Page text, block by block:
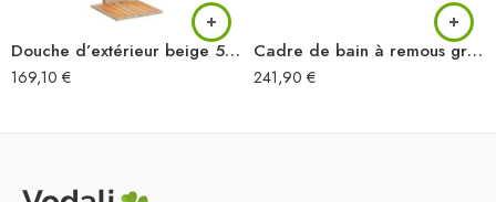
Douche d’extérieur beige 55x60x224cm résine tressée bois acacia
169,10 €
Cadre de bain à remous gris résine tressée bois massif d’acacia
241,90 €